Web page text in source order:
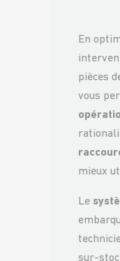
En
pièces
vous
mieux
Le
sur-